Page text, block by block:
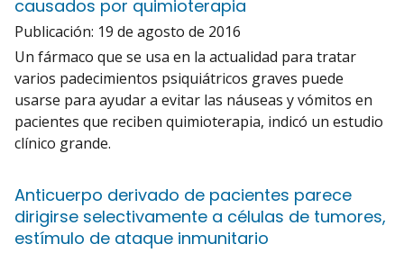
causados por quimioterapia
Publicación: 19 de agosto de 2016
Un fármaco que se usa en la actualidad para tratar
varios padecimientos psiquiátricos graves puede
usarse para ayudar a evitar las náuseas y vómitos en
pacientes que reciben quimioterapia, indicó un estudio
clínico grande.
Anticuerpo derivado de pacientes parece
dirigirse selectivamente a células de tumores,
estímulo de ataque inmunitario